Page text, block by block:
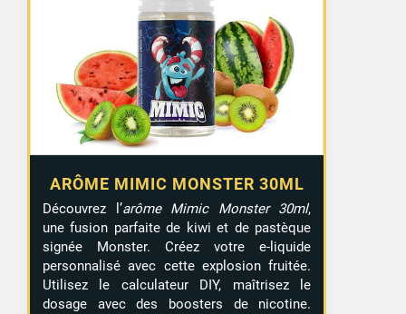
ARÔME MIMIC MONSTER 30ML
Découvrez l’arôme Mimic Monster 30ml,
une fusion parfaite de kiwi et de pastèque
signée Monster. Créez votre e-liquide
personnalisé avec cette explosion fruitée.
Utilisez le calculateur DIY, maîtrisez le
dosage avec des boosters de nicotine.